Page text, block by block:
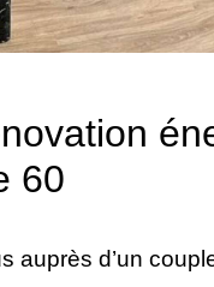
60
auprès d’un